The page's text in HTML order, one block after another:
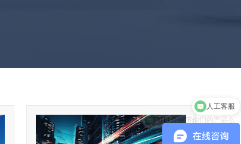
可以介绍下你们的产品么